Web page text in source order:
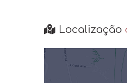
Localização